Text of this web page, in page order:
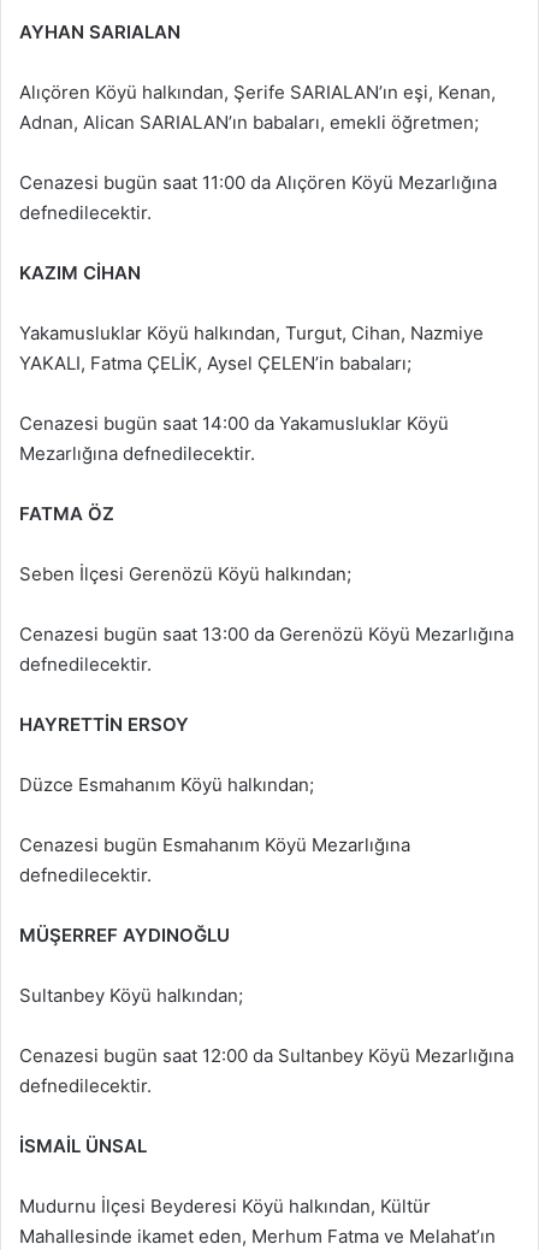
AYHAN SARIALAN
Alıçören Köyü halkından, Şerife SARIALAN’ın eşi, Kenan,
Adnan, Alican SARIALAN’ın babaları, emekli öğretmen;
Cenazesi bugün saat 11:00 da Alıçören Köyü Mezarlığına
defnedilecektir.
KAZIM CİHAN
Yakamusluklar Köyü halkından, Turgut, Cihan, Nazmiye
YAKALI, Fatma ÇELİK, Aysel ÇELEN’in babaları;
Cenazesi bugün saat 14:00 da Yakamusluklar Köyü
Mezarlığına defnedilecektir.
FATMA ÖZ
Seben İlçesi Gerenözü Köyü halkından;
Cenazesi bugün saat 13:00 da Gerenözü Köyü Mezarlığına
defnedilecektir.
HAYRETTİN ERSOY
Düzce Esmahanım Köyü halkından;
Cenazesi bugün Esmahanım Köyü Mezarlığına
defnedilecektir.
MÜŞERREF AYDINOĞLU
Sultanbey Köyü halkından;
Cenazesi bugün saat 12:00 da Sultanbey Köyü Mezarlığına
defnedilecektir.
İSMAİL ÜNSAL
Mudurnu İlçesi Beyderesi Köyü halkından, Kültür
Mahallesinde ikamet eden, Merhum Fatma ve Melahat’ın